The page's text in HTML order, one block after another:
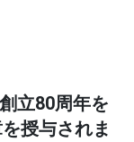
立80周年を
授与されま